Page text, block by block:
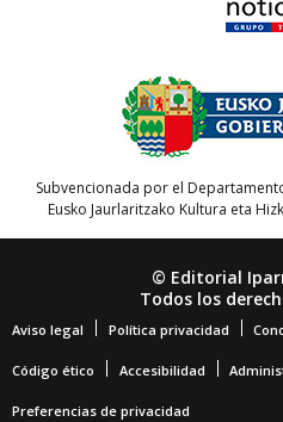
Subvencionada por el
Eusko Jaurlaritzako Kultura eta
© Editorial
Todos los
Aviso legal Política privacidad
Código ético Accesibilidad
Preferencias de privacidad